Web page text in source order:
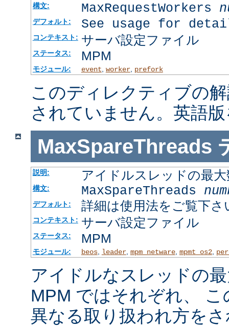
構文: MaxRequestWorkers
デフォルト: See usage for
コンテキスト: サーバ設定ファイル
ステータス: MPM
モジュール: event worker, prefork
このディレクティブの
されていません。英語
MaxSpareThreads
説明: アイドルスレッドの最大
構文: MaxSpareThreads
デフォルト: 詳細は使用法をご覧下さ
コンテキスト: サーバ設定ファイル
ステータス: MPM
モジュール: beos, leader, mpm_netware, mpmt_os2,
アイドルなスレッドの
MPM ではそれぞれ、
異なる取り扱われ方を